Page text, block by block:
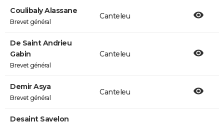
Coulibaly Alassane
Brevet général
Canteleu
De Saint Andrieu
Gabin
Brevet général
Canteleu
Demir Asya
Brevet général
Canteleu
Desaint Savelon